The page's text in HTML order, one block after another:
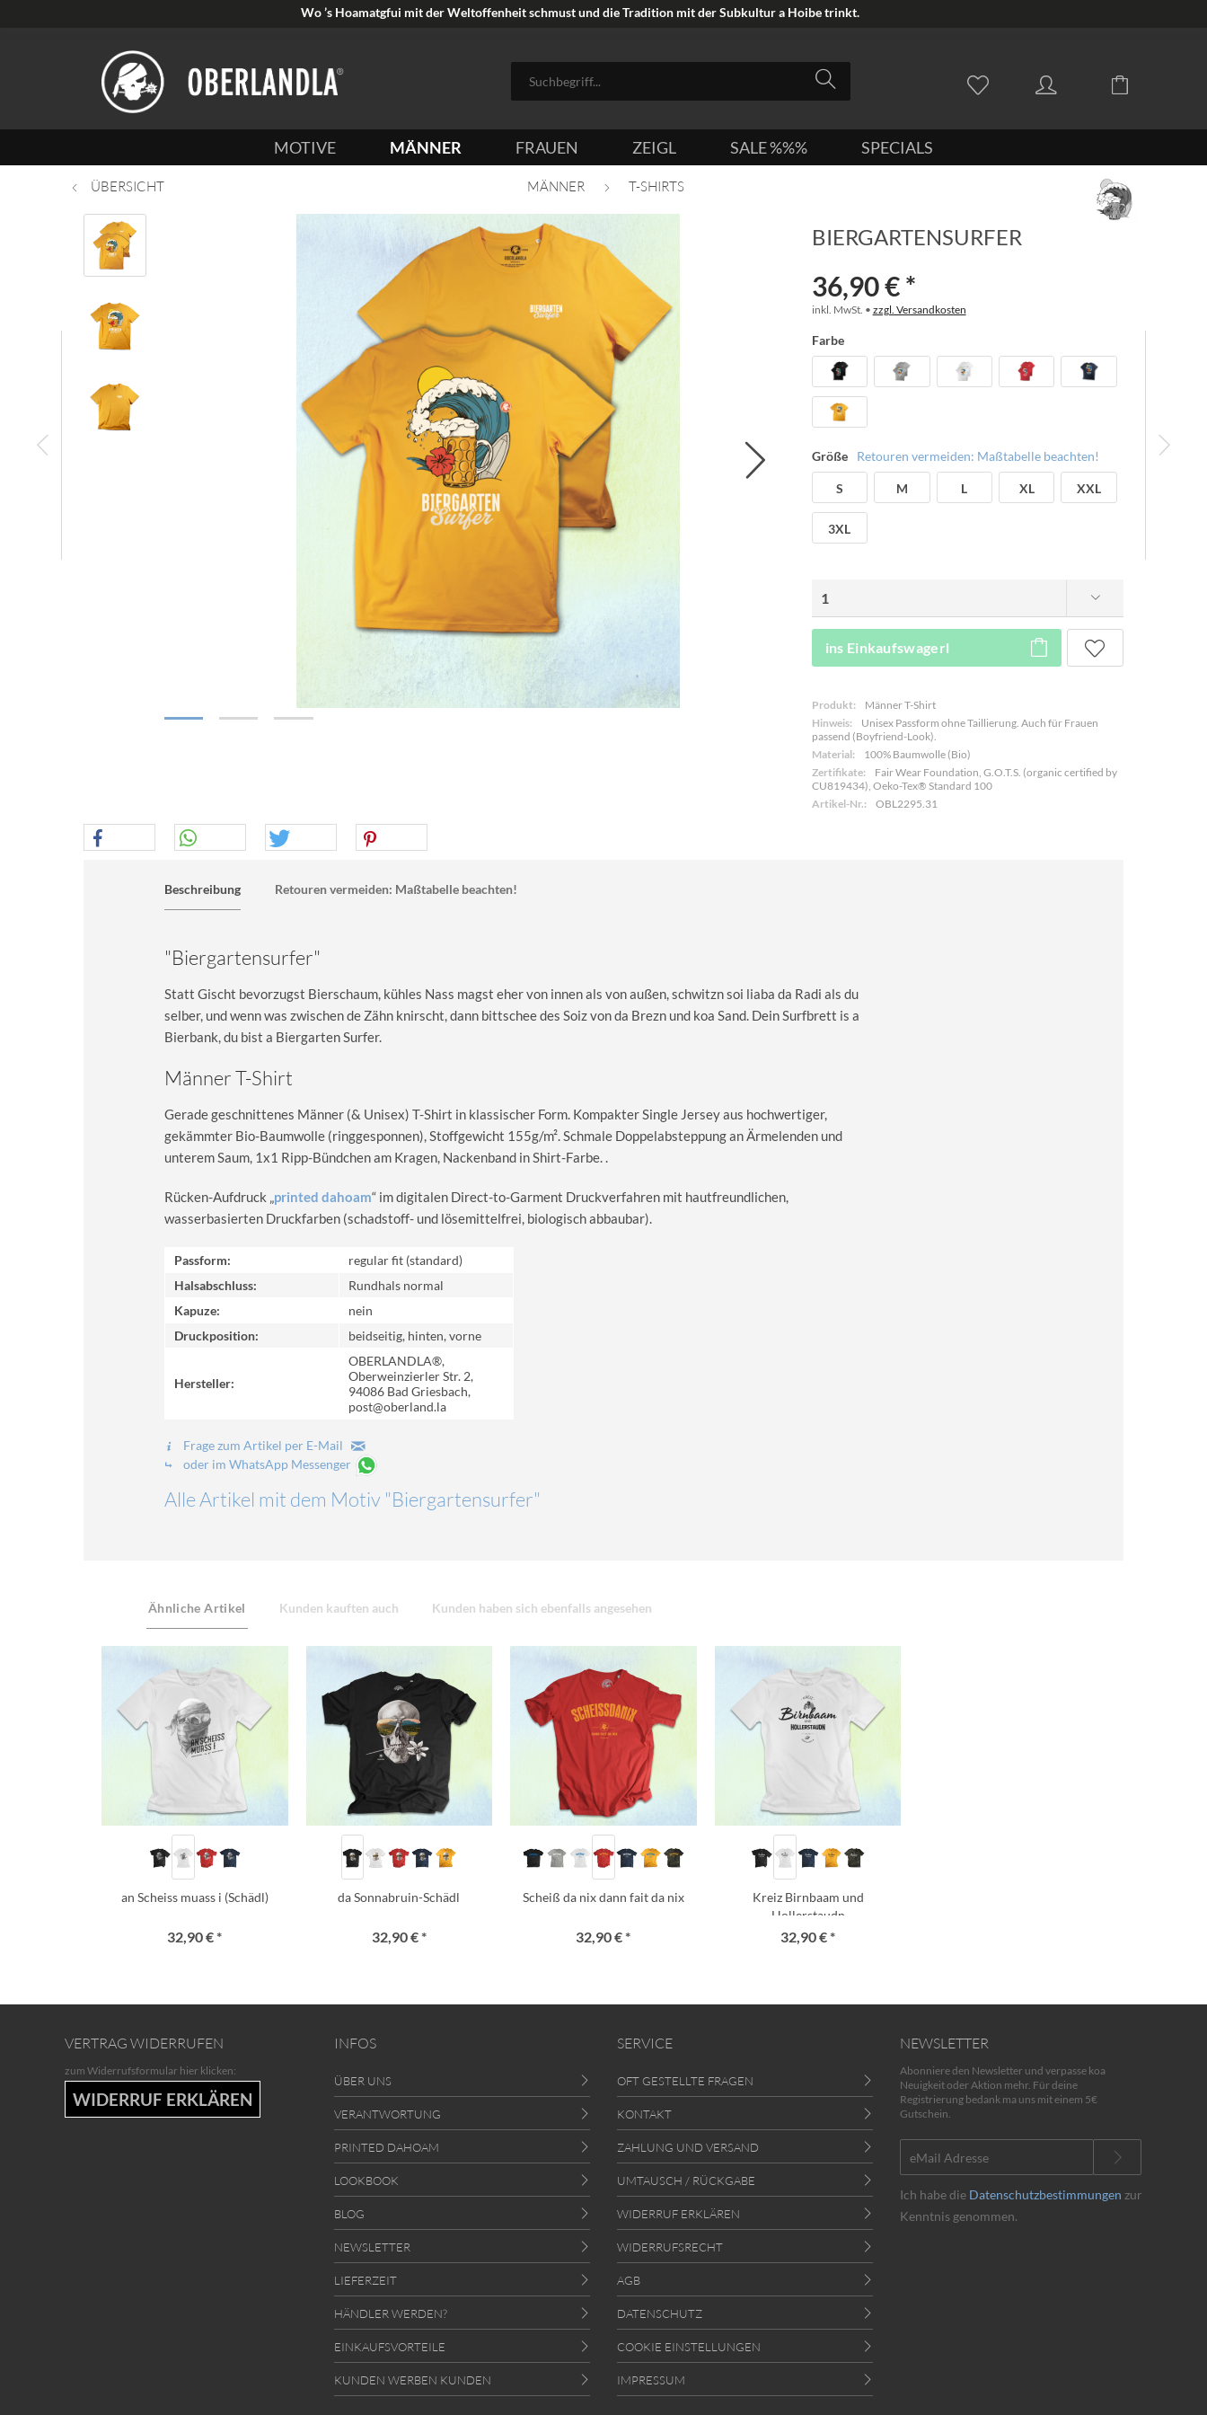
Wo ’s Hoamatgfui mit der Weltoffenheit schmust und die Tradition mit der Subkultur a Hoibe trinkt.
MOTIVE MÄNNER FRAUEN ZEIGL SALE %%% SPECIALS
ÜBERSICHT MÄNNER T-SHIRTS
BIERGARTENSURFER
36,90 € *
inkl. MwSt. • zzgl. Versandkosten
Farbe
Größe Retouren vermeiden: Maßtabelle beachten!
S M L XL XXL
3XL
ins Einkaufswagerl
Produkt:
Männer T-Shirt
Hinweis:
Unisex Passform ohne Taillierung. Auch für Frauen
passend (Boyfriend-Look).
Material:
100% Baumwolle (Bio)
Zertifikate:
Fair Wear Foundation, G.O.T.S. (organic certified by
CU819434), Oeko-Tex® Standard 100
Artikel-Nr.:
OBL2295.31
Beschreibung Retouren vermeiden: Maßtabelle beachten!
"Biergartensurfer"
Statt Gischt bevorzugst Bierschaum, kühles Nass magst eher von innen als von außen, schwitzn soi liaba da Radi als du
selber, und wenn was zwischen de Zähn knirscht, dann bittschee des Soiz von da Brezn und koa Sand. Dein Surfbrett is a
Bierbank, du bist a Biergarten Surfer.
Männer T-Shirt
Gerade geschnittenes Männer (& Unisex) T-Shirt in klassischer Form. Kompakter Single Jersey aus hochwertiger,
gekämmter Bio-Baumwolle (ringgesponnen), Stoffgewicht 155g/m². Schmale Doppelabsteppung an Ärmelenden und
unterem Saum, 1x1 Ripp-Bündchen am Kragen, Nackenband in Shirt-Farbe. .
Rücken-Aufdruck „printed dahoam“ im digitalen Direct-to-Garment Druckverfahren mit hautfreundlichen,
wasserbasierten Druckfarben (schadstoff- und lösemittelfrei, biologisch abbaubar).
Passform:
regular fit (standard)
Halsabschluss:
Rundhals normal
Kapuze:
nein
Druckposition:
beidseitig, hinten, vorne
Hersteller:
OBERLANDLA®,
Oberweinzierler Str. 2,
94086 Bad Griesbach,
post@oberland.la
Frage zum Artikel per E-Mail
oder im WhatsApp Messenger
Alle Artikel mit dem Motiv "Biergartensurfer"
Ähnliche Artikel Kunden kauften auch Kunden haben sich ebenfalls angesehen
an Scheiss muass i (Schädl)
32,90 € *
da Sonnabruin-Schädl
32,90 € *
Scheiß da nix dann fait da nix
32,90 € *
Kreiz Birnbaam und
Hollerstaudn
32,90 € *
VERTRAG WIDERRUFEN
zum Widerrufsformular hier klicken:
WIDERRUF ERKLÄREN
INFOS
ÜBER UNS
VERANTWORTUNG
PRINTED DAHOAM
LOOKBOOK
BLOG
NEWSLETTER
LIEFERZEIT
HÄNDLER WERDEN?
EINKAUFSVORTEILE
KUNDEN WERBEN KUNDEN
SERVICE
OFT GESTELLTE FRAGEN
KONTAKT
ZAHLUNG UND VERSAND
UMTAUSCH / RÜCKGABE
WIDERRUF ERKLÄREN
WIDERRUFSRECHT
AGB
DATENSCHUTZ
COOKIE EINSTELLUNGEN
IMPRESSUM
NEWSLETTER
Abonniere den Newsletter und verpasse koa
Neuigkeit oder Aktion mehr. Für deine
Registrierung bedank ma uns mit einem 5€
Gutschein.
Ich habe die Datenschutzbestimmungen zur
Kenntnis genommen.